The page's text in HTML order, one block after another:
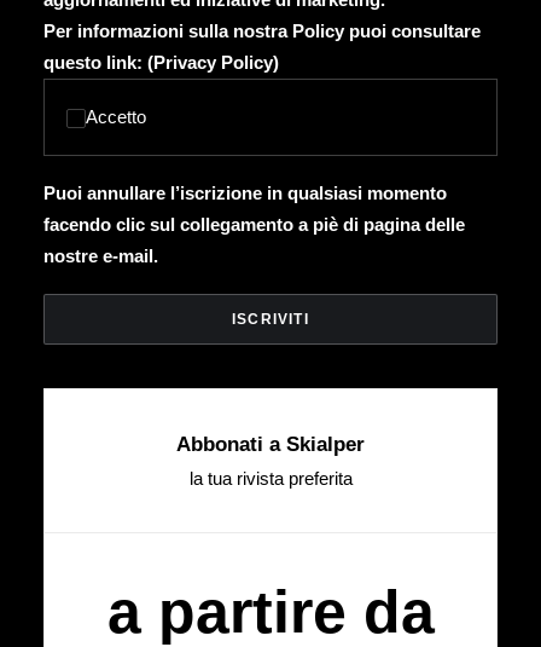
Per informazioni sulla nostra Policy puoi consultare
questo link: (Privacy Policy)
Accetto
Puoi annullare l’iscrizione in qualsiasi momento
facendo clic sul collegamento a piè di pagina delle
nostre e-mail.
Abbonati a Skialper
la tua rivista preferita
a partire da